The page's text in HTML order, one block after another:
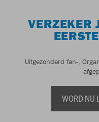
VERZEKER
Uitgezonderd fan-,
WORD NU